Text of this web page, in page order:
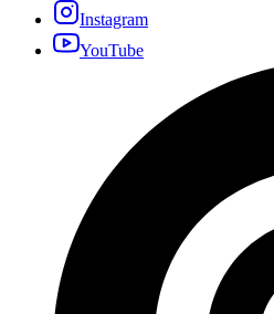
Instagram
YouTube